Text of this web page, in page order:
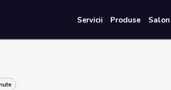
Servicii Produse Salon